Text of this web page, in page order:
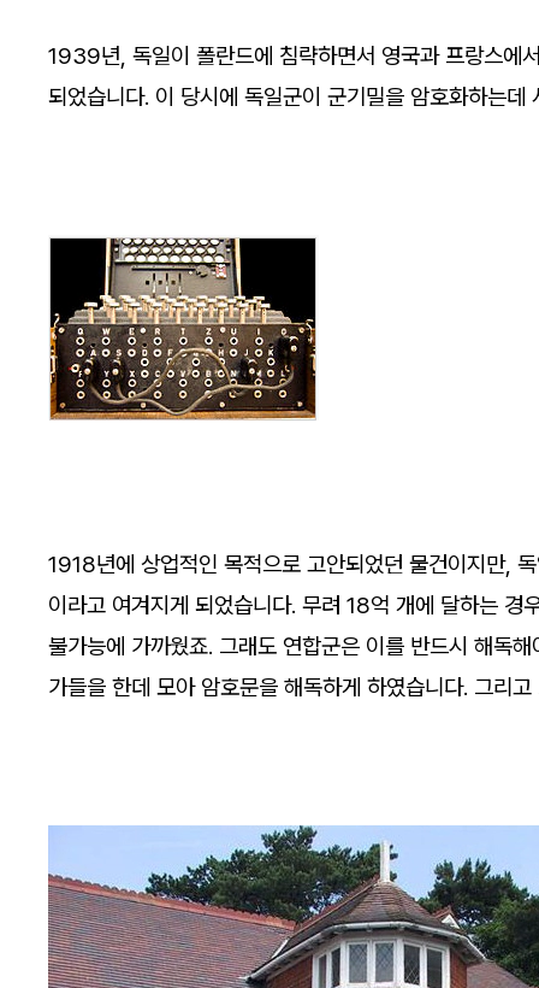
1939년, 독일이 폴란드에 침략하면서 영국과 프랑스에
되었습니다. 이 당시에 독일군이 군기밀을 암호화하는데
1918년에 상업적인 목적으로 고안되었던 물건이지만,
이라고 여겨지게 되었습니다. 무려 18억 개에 달하는
불가능에 가까웠죠. 그래도 연합군은 이를 반드시 해독
가들을 한데 모아 암호문을 해독하게 하였습니다. 그리